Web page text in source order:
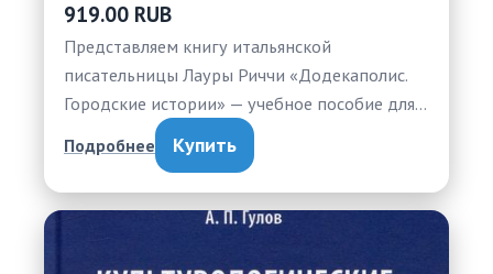
919.00 RUB
Представляем книгу итальянской
писательницы Лауры Риччи «Додекаполис.
Городские истории» — учебное пособие для…
Подробнее Купить